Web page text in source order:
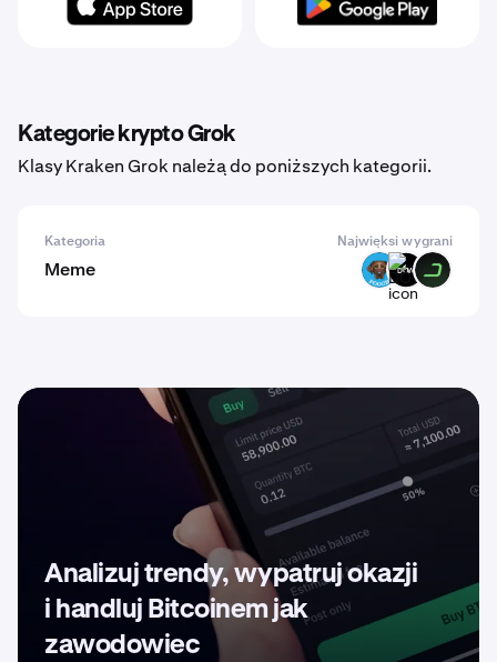
Kategorie krypto Grok
Klasy Kraken Grok należą do poniższych kategorii.
Kategoria Najwięksi wygrani
Meme POOCH DOW DARK
Analizuj trendy, wypatruj okazji
i handluj Bitcoinem jak
zawodowiec